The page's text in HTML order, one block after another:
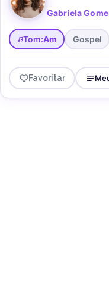
Gabriela
Tom:Am Gospel
Favoritar